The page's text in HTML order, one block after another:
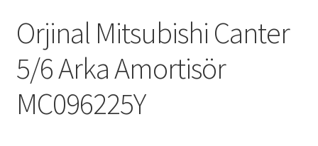
Orjinal Mitsubishi Canter
5/6 Arka Amortisör
MC096225Y